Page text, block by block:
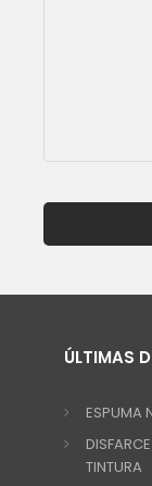
ÚLTIMAS
ESPUMA
TINTURA